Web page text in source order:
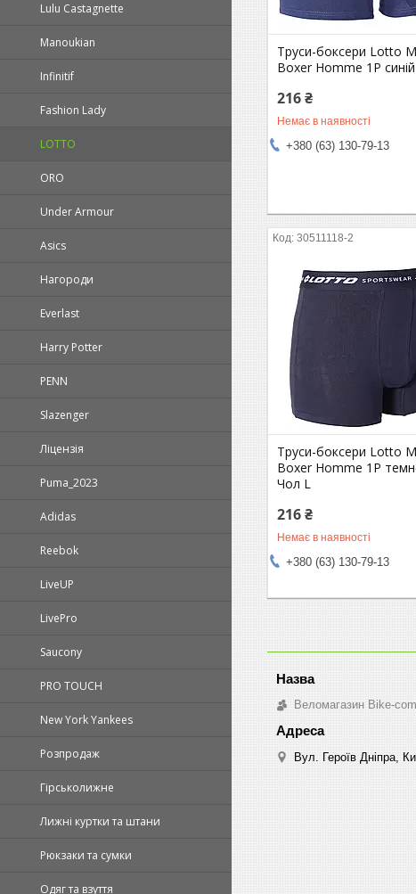
Lulu Castagnette
Manoukian
Infinitif
Fashion Lady
LOTTO
ORO
Under Armour
Asics
Нагороди
Everlast
Harry Potter
PENN
Slazenger
Ліцензія
Puma_2023
Adidas
Reebok
LiveUP
LivePro
Saucony
PRO TOUCH
New York Yankees
Розпродаж
Гірськолижне
Лижні куртки та штани
Рюкзаки та сумки
Одяг та взуття
Труси-боксери Lotto
Boxer Homme 1P
216 ₴
Немає в наявності
+380 (63) 130-79-13
30511118-2
Труси-боксери Lotto
Boxer Homme 1P
Чол L
216 ₴
Немає в наявності
+380 (63) 130-79-13
Веломагазин Bike-
Вул. Героїв Дніпра,